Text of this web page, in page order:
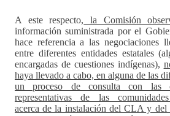
A este respecto, la Comisión
información suministrada por el
hace referencia a las negociaciones
entre diferentes entidades estatales
encargadas de cuestiones indígenas),
haya llevado a cabo, en alguna de las
un proceso de consulta con las
representativas de las
acerca de la instalación del CLA y